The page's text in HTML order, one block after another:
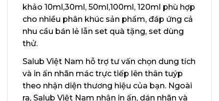
khảo 10ml,30ml, 50ml,100ml, 120ml phù hợp
cho nhiều phân khúc sản phẩm, đáp ứng cả
nhu cầu bán lẻ lẫn set quà tặng, set dùng
thử.
Salub Việt Nam hỗ trợ tư vấn chọn dung tích
và in ấn nhãn mác trực tiếp lên thân tuýp
theo nhận diện thương hiệu của bạn. Ngoài
ra, Salub Việt Nam nhận in ấn, dán nhãn và